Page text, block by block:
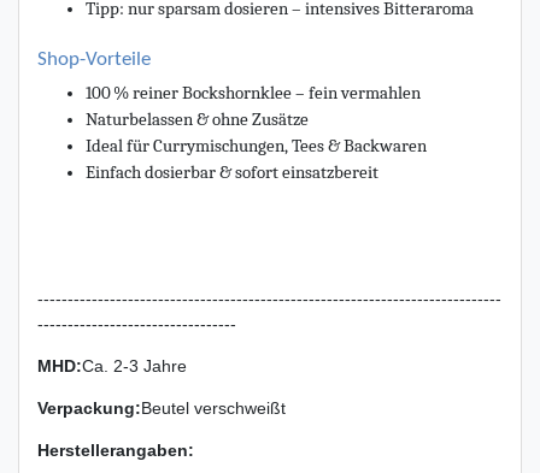
Tipp: nur sparsam dosieren – intensives Bitteraroma
Shop-Vorteile
100 % reiner Bockshornklee – fein vermahlen
Naturbelassen & ohne Zusätze
Ideal für Currymischungen, Tees & Backwaren
Einfach dosierbar & sofort einsatzbereit
-----------------------------------------------------------------------------
---------------------------------
MHD:Ca. 2-3 Jahre
Verpackung:Beutel verschweißt
Herstellerangaben: